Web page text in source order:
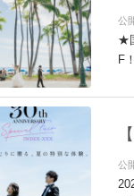
公
★
F
公